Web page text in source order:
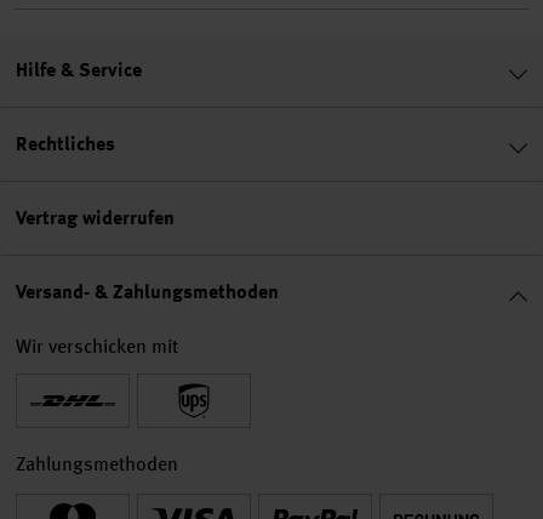
Hilfe & Service
Rechtliches
Vertrag widerrufen
Versand- & Zahlungsmethoden
Wir verschicken mit
Zahlungsmethoden